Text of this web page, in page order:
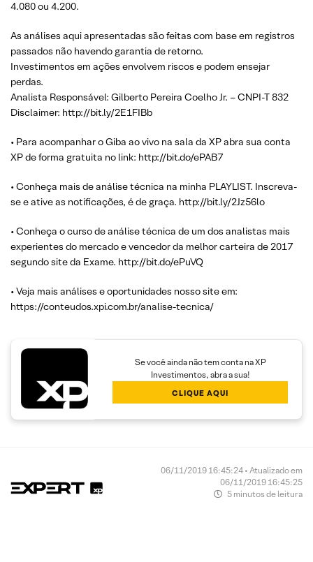
4.080 ou 4.200.
As análises aqui apresentadas são feitas com base em registros
passados não havendo garantia de retorno.
Investimentos em ações envolvem riscos e podem ensejar
perdas.
Analista Responsável: Gilberto Pereira Coelho Jr. – CNPI-T 832
Disclaimer: http://bit.ly/2E1FIBb
• Para acompanhar o Giba ao vivo na sala da XP abra sua conta
XP de forma gratuita no link: http://bit.do/ePAB7
• Conheça mais de análise técnica na minha PLAYLIST. Inscreva-
se e ative as notificações, é de graça. http://bit.ly/2Jz56lo
• Conheça o curso de análise técnica de um dos analistas mais
experientes do mercado e vencedor da melhor carteira de 2017
segundo site da Exame. http://bit.do/ePuVQ
• Veja mais análises e oportunidades nosso site em:
https://conteudos.xpi.com.br/analise-tecnica/
Se você ainda não tem conta na XP
Investimentos, abra a sua!
CLIQUE AQUI
06/11/2019 16:45:24 • Atualizado em
06/11/2019 16:45:25
5 minutos de leitura